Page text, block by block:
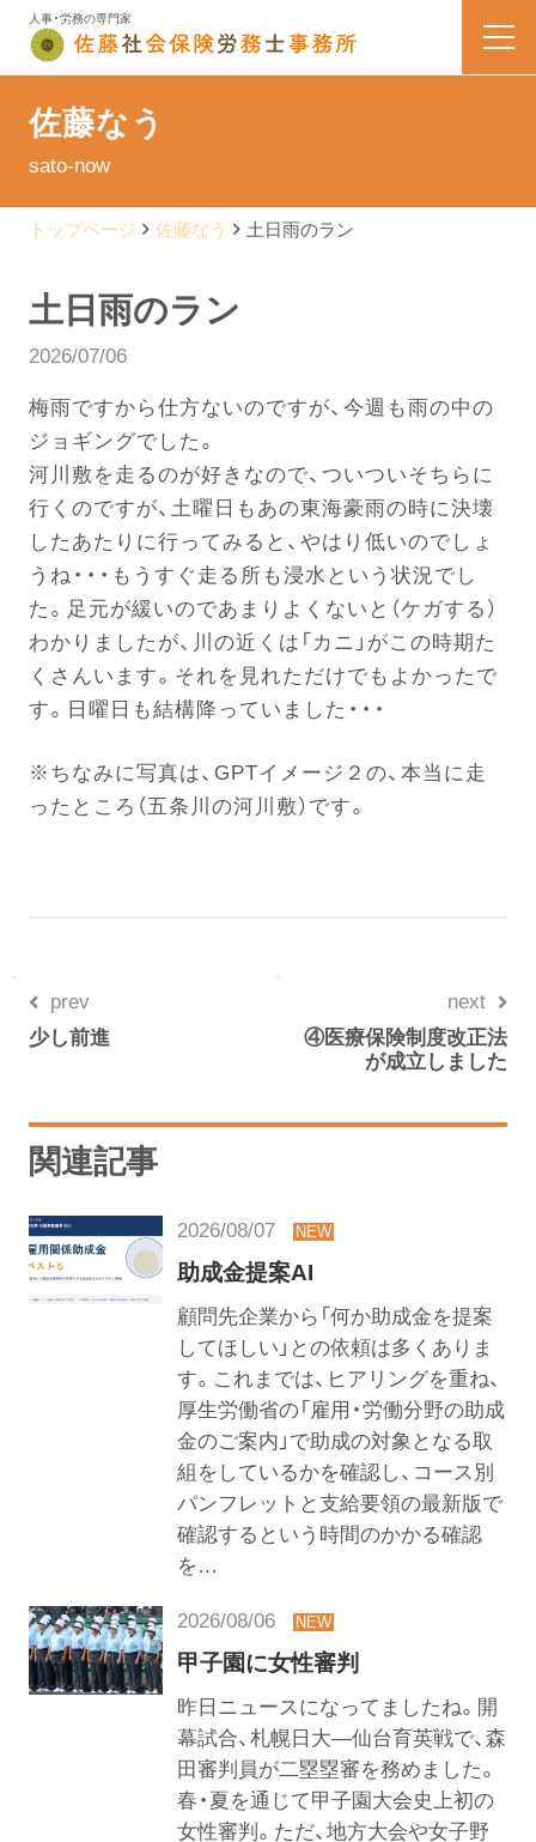
人事・労務の専門家
お問い合わせ
佐藤なう
電話する
佐藤なう
sato-now
トップページ 佐藤なう 土日雨のラン
土日雨のラン
2026/07/06
梅雨ですから仕方ないのですが、今週も雨の中の
ジョギングでした。
河川敷を走るのが好きなので、ついついそちらに
行くのですが、土曜日もあの東海豪雨の時に決壊
したあたりに行ってみると、やはり低いのでしょ
うね・・・もうすぐ走る所も浸水という状況でし
た。足元が緩いのであまりよくないと（ケガする）
わかりましたが、川の近くは「カニ」がこの時期た
くさんいます。それを見れただけでもよかったで
す。日曜日も結構降っていました・・・
※ちなみに写真は、GPTイメージ２の、本当に走
ったところ（五条川の河川敷）です。
prev
少し前進
next
④医療保険制度改正法
が成立しました
関連記事
2026/08/07
助成金提案AI
顧問先企業から「何か助成金を提案
してほしい」との依頼は多くありま
す。これまでは、ヒアリングを重ね、
厚生労働省の「雇用・労働分野の助成
金のご案内」で助成の対象となる取
組をしているかを確認し、コース別
パンフレットと支給要領の最新版で
確認するという時間のかかる確認
を…
2026/08/06
甲子園に女性審判
昨日ニュースになってましたね。開
幕試合、札幌日大―仙台育英戦で、森
田審判員が二塁塁審を務めました。
春・夏を通じて甲子園大会史上初の
女性審判。ただ、地方大会や女子野